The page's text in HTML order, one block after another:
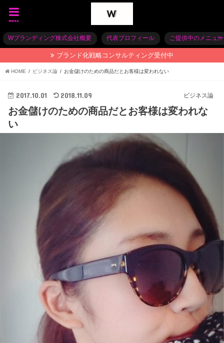
menu
Wブランディング株式会社概要 代表プロフィール ご提供中のメニュー
ブランド化戦略コンサルティング受付中
HOME ビジネス論 お金儲けのための商品だとお客様は変われない
ビジネス論
2017.10.01 2018.11.09
お金儲けのための商品だとお客様は変われな
い